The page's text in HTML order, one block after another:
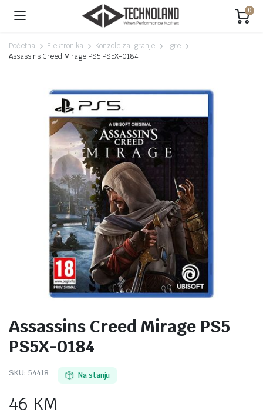
0
Početna Elektronika Konzole za igranje
Igre
Assassins Creed Mirage PS5 PS5X-0184
Assassins Creed Mirage PS5
PS5X-0184
SKU: 54418 Na stanju
46 KM